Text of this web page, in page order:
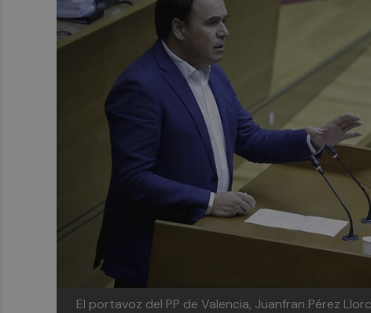
El portavoz del PP de Valencia, Juanfran Pérez